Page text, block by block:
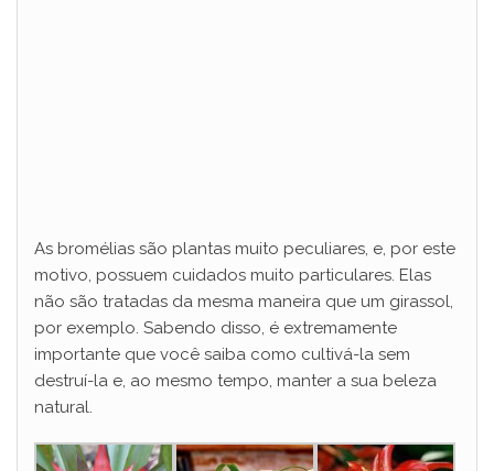
As bromélias são plantas muito peculiares, e, por este
motivo, possuem cuidados muito particulares. Elas
não são tratadas da mesma maneira que um girassol,
por exemplo. Sabendo disso, é extremamente
importante que você saiba como cultivá-la sem
destruí-la e, ao mesmo tempo, manter a sua beleza
natural.